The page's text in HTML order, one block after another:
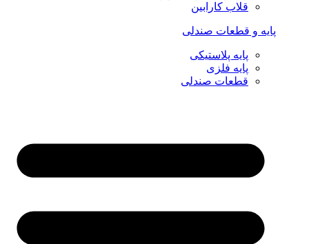
قلاب کارابین
پایه و قطعات صندلی
پایه پلاستیکی
پایه فلزی
قطعات صندلی